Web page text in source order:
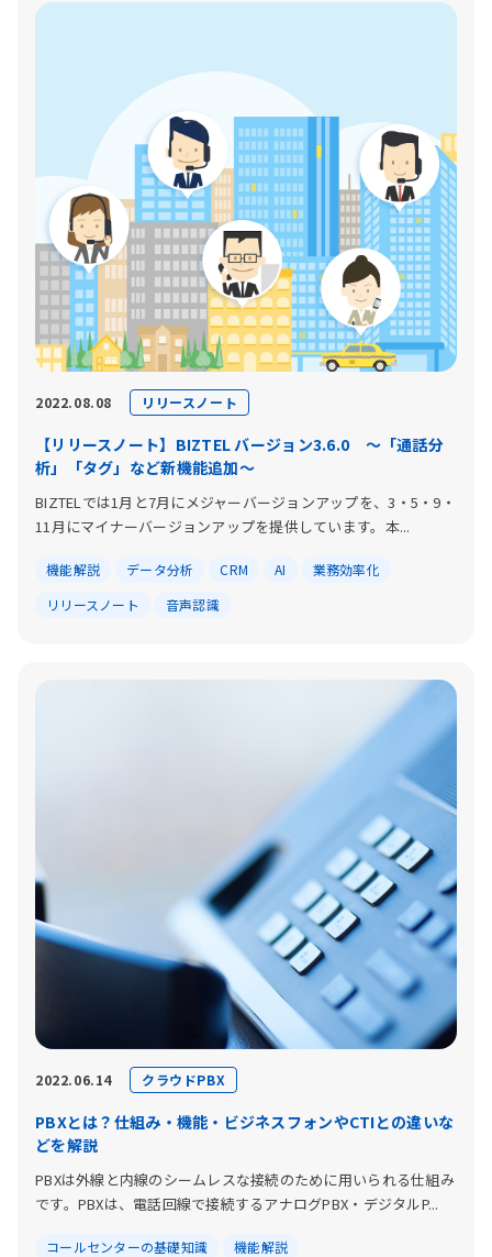
2022.08.08 リリースノート
【リリースノート】BIZTEL バージョン3.6.0 〜「通話分
析」「タグ」など新機能追加〜
BIZTELでは1月と7月にメジャーバージョンアップを、3・5・9・
11月にマイナーバージョンアップを提供しています。本...
機能解説 データ分析 CRM AI
業務効率化
リリースノート
音声認識
2022.06.14 クラウドPBX
PBXとは？仕組み・機能・ビジネスフォンやCTIとの違いな
どを解説
PBXは外線と内線のシームレスな接続のために用いられる仕組み
です。PBXは、電話回線で接続するアナログPBX・デジタルP...
コールセンターの基礎知識 機能解説